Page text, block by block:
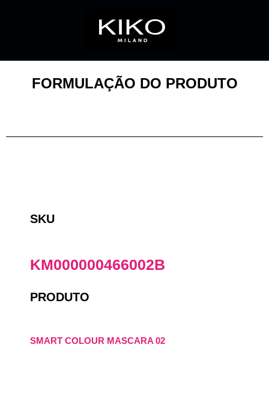
FORMULAÇÃO DO PRODUTO
SKU
KM000000466002B
PRODUTO
SMART COLOUR MASCARA 02